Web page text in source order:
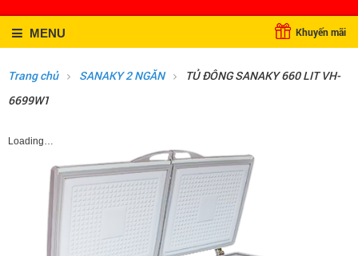
Khuyến mãi
MENU
Trang chủ SANAKY 2 NGĂN
TỦ ĐÔNG SANAKY 660 LIT VH-
6699W1
Loading…